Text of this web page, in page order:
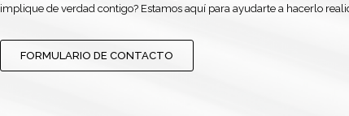
implique de verdad contigo? Estamos aquí para ayudarte a hacerlo
FORMULARIO DE CONTACTO